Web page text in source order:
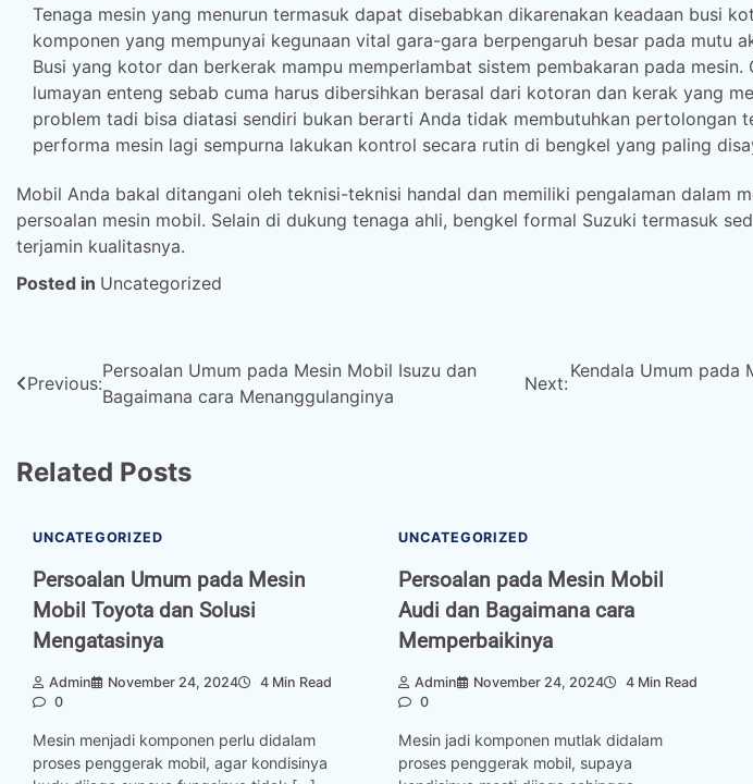
Tenaga mesin yang menurun termasuk dapat disebabkan dikarenakan keadaan busi
komponen yang mempunyai kegunaan vital gara-gara berpengaruh besar pada mutu
Busi yang kotor dan berkerak mampu memperlambat sistem pembakaran pada mesin.
lumayan enteng sebab cuma harus dibersihkan berasal dari kotoran dan kerak yang
problem tadi bisa diatasi sendiri bukan berarti Anda tidak membutuhkan pertolongan
performa mesin lagi sempurna lakukan kontrol secara rutin di bengkel yang paling
Mobil Anda bakal ditangani oleh teknisi-teknisi handal dan memiliki pengalaman dalam
persoalan mesin mobil. Selain di dukung tenaga ahli, bengkel formal Suzuki termasuk
terjamin kualitasnya.
Posted in Uncategorized
Post
navigation
Previous:
Persoalan Umum pada Mesin Mobil Isuzu dan
Bagaimana cara Menanggulanginya
Next:
Kendala Umum pada
Related Posts
UNCATEGORIZED
Persoalan Umum pada Mesin
Mobil Toyota dan Solusi
Mengatasinya
Admin November 24, 2024
4 Min Read
0
Mesin menjadi komponen perlu didalam
proses penggerak mobil, agar kondisinya
UNCATEGORIZED
Persoalan pada Mesin Mobil
Audi dan Bagaimana cara
Memperbaikinya
Admin November 24, 2024
4 Min Read
0
Mesin jadi komponen mutlak didalam
proses penggerak mobil, supaya